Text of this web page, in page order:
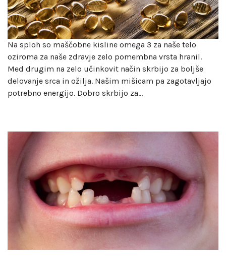
Na sploh so maščobne kisline omega 3 za naše telo
oziroma za naše zdravje zelo pomembna vrsta hranil.
Med drugim na zelo učinkovit način skrbijo za boljše
delovanje srca in ožilja. Našim mišicam pa zagotavljajo
potrebno energijo. Dobro skrbijo za…